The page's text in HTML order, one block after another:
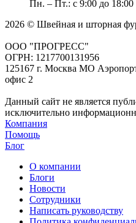
Пн. – Пт.: с 9:00 до 18:00
2026 © Швейная и шторная
ООО "ПРОГРЕСС"
ОГРН: 1217700131956
125167 г. Москва МО
офис 2
Данный сайт не является
исключительно
Компания
Помощь
Блог
О компании
Блоги
Новости
Сотрудники
Написать руководству